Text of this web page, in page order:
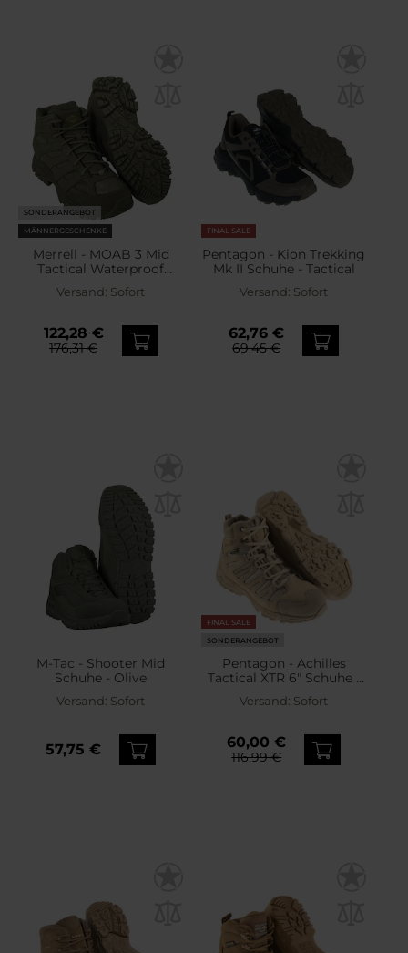
SONDERANGEBOT
MÄNNERGESCHENKE
Merrell - MOAB 3 Mid
Tactical Waterproof
Schuhe - Dark Olive
Versand: Sofort
122,28 €
176,31 €
FINAL SALE
Pentagon - Kion Trekking
Mk II Schuhe - Tactical
Versand: Sofort
62,76 €
69,45 €
M-Tac - Shooter Mid
Schuhe - Olive
Versand: Sofort
57,75 €
FINAL SALE
SONDERANGEBOT
Pentagon - Achilles
Tactical XTR 6" Schuhe -
Desert Tan
Versand: Sofort
60,00 €
116,99 €